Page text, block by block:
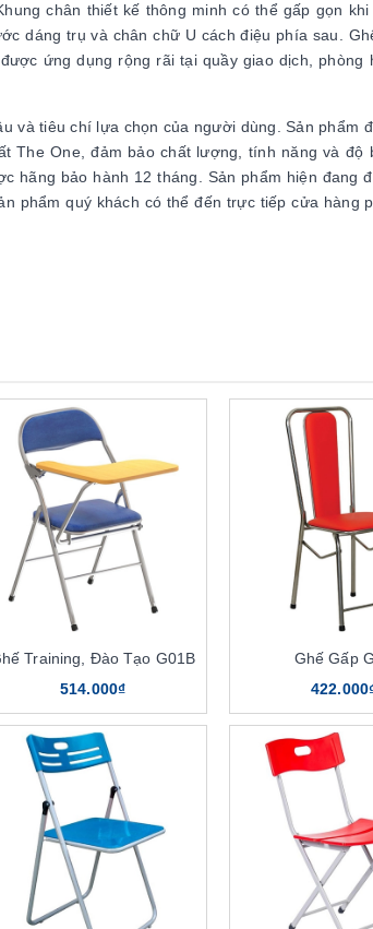
chân thiết kế thông minh có thể gấp gọn khi
dáng trụ và chân chữ U cách điệu phía sau.
ứng dụng rộng rãi tại quầy giao dịch, phòng
và tiêu chí lựa chọn của người dùng. Sản phẩm
The One, đảm bảo chất lượng, tính năng và độ
hãng bảo hành 12 tháng. Sản phẩm hiện đang
phẩm quý khách có thể đến trực tiếp cửa hàng
Training, Đào Tạo G01B
514.000₫
Ghế Gấp